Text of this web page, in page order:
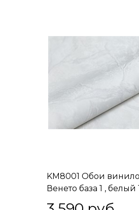
KM8001 Обои
Венето база 1 , белый
белый 1,06х10 (1, Т A)